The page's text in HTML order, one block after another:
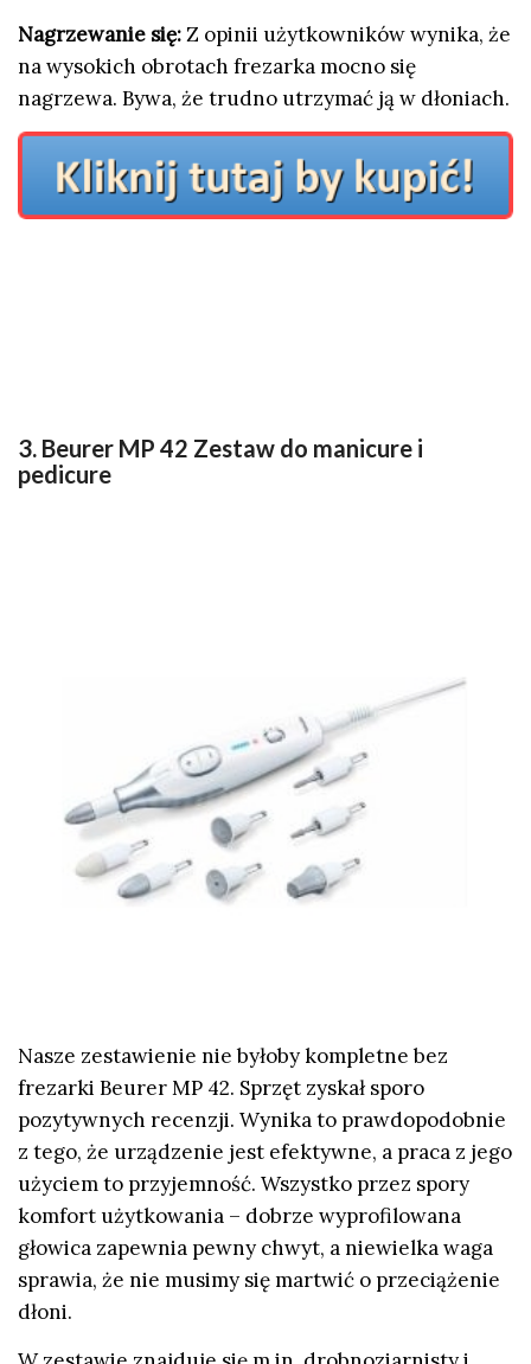
Nagrzewanie się:Z opinii użytkowników wynika, że
na wysokich obrotach frezarka mocno się
nagrzewa. Bywa, że trudno utrzymać ją w dłoniach.
3. Beurer MP 42 Zestaw do manicure i
pedicure
Nasze zestawienie nie byłoby kompletne bez
frezarki Beurer MP 42. Sprzęt zyskał sporo
pozytywnych recenzji. Wynika to prawdopodobnie
z tego, że urządzenie jest efektywne, a praca z jego
użyciem to przyjemność. Wszystko przez spory
komfort użytkowania – dobrze wyprofilowana
głowica zapewnia pewny chwyt, a niewielka waga
sprawia, że nie musimy się martwić o przeciążenie
dłoni.